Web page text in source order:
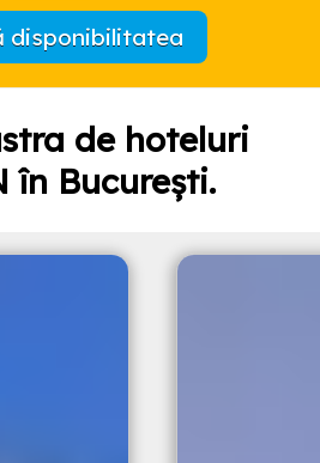
disponibilitatea
de hoteluri
în București.